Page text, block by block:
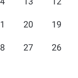
19
20
26
27